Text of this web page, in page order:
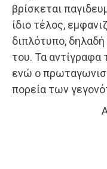
βρίσκεται
ίδιο τέλος,
διπλότυπο,
του. Τα αντίγραφα
ενώ ο
πορεία των